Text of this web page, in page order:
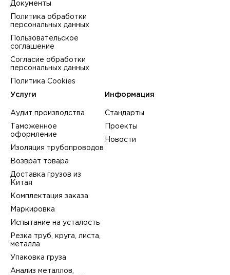
Документы
Политика обработки
персональных данных
Пользовательское
соглашение
Согласие обработки
персональных данных
Политика Cookies
Услуги
Аудит производства
Таможенное
оформление
Изоляция трубопроводов
Возврат товара
Доставка грузов из
Китая
Комплектация заказа
Маркировка
Испытание на усталость
Резка труб, круга, листа,
металла
Упаковка груза
Анализ металлов,
Информация
Стандарты
Проекты
Новости